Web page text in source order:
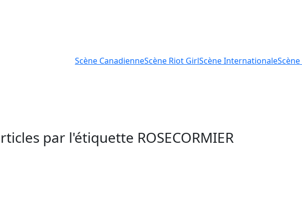
Scène CanadienneScène Riot GirlScèneInternationaleScène
par l'étiquette ROSECORMIER